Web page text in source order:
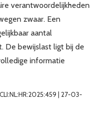
verantwoordelijkheden
zwaar. Een
aantal
De bewijslast ligt bij de
informatie
| 27-03-